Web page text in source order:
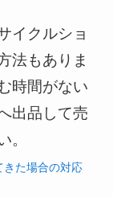
イクルショ
法もありま
時間がない
出品して売
。
きた場合の対応